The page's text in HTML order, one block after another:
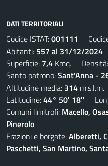
DATI TERRITORIALI
Codice ISTAT:001111
Abitanti: 557 al 31/12/2024
Superficie: 7,4 Kmq. Densità:
Santo patrono:Sant'Anna -
Altitudine media: 314 m.s.l.m.
Latitudine:44° 50' 18''
Comuni limitrofi: Macello,
Pinerolo
Frazioni e borgate:Alberetti,
Paschetti, San Martino,